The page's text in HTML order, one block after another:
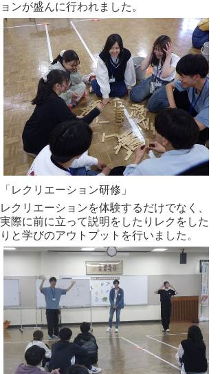
ョンが盛んに行われました。
「レクリエーション研修」
レクリエーションを体験するだけでなく、
実際に前に立って説明をしたりレクをした
りと学びのアウトプットを行いました。